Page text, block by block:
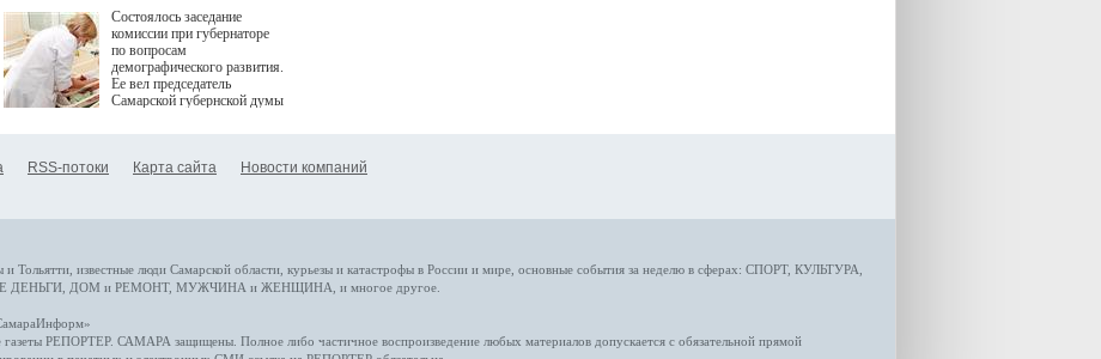
возникающие при работе с
данными пациентов. Для
более динамичного роста
проникновения инноваций в
сегмент необходимо кросс-
отраслевое взаимодействие
рассказала Ольга Сорокина,
ходе сессии "Развитие
качества жизни" в рамках
ПМЭФ 2025. В дискуссии
РФ Михаил Мурашко,
представители
Состоялось заседание
комиссии при губернаторе
по вопросам
демографического развития.
Ее вел председатель
Самарской губернской думы
RSS-потоки Карта сайта Новости компаний
Тольятти, известные люди Самарской области, курьезы и катастрофы в России и мире , основные события за неделю в сферах: СПОРТ, КУЛЬТУРА,
ДЕНЬГИ ДОМ и РЕМОНТ, МУЖЧИНА и ЖЕНЩИНА , и многое другое
РЕПОРТЕР. САМАРА защищены. Полное либо частичное воспроизведение любых материалов допускается с обязательной прямой